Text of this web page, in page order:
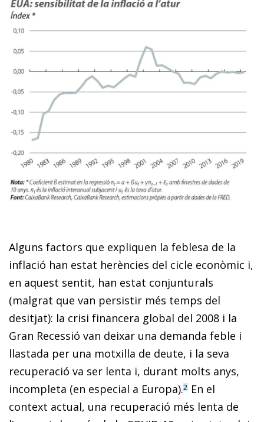
Alguns factors que expliquen la feblesa de la
inflació han estat herències del cicle econòmic i,
en aquest sentit, han estat conjunturals
(malgrat que van persistir més temps del
desitjat): la crisi financera global del 2008 i la
Gran Recessió van deixar una demanda feble i
llastada per una motxilla de deute, i la seva
recuperació va ser lenta i, durant molts anys,
incompleta (en especial a Europa).2 En el
context actual, una recuperació més lenta de